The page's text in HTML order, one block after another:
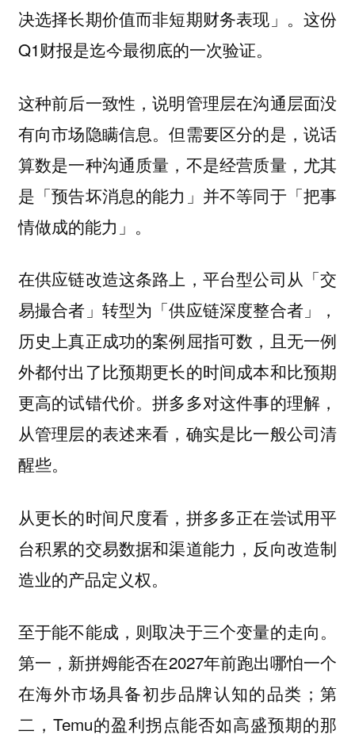
决选择长期价值而非短期财务表现」。这份
Q1财报是迄今最彻底的一次验证。
这种前后一致性，说明管理层在沟通层面没
有向市场隐瞒信息。但需要区分的是，说话
算数是一种沟通质量，不是经营质量，尤其
是「预告坏消息的能力」并不等同于「把事
情做成的能力」。
在供应链改造这条路上，平台型公司从「交
易撮合者」转型为「供应链深度整合者」，
历史上真正成功的案例屈指可数，且无一例
外都付出了比预期更长的时间成本和比预期
更高的试错代价。拼多多对这件事的理解，
从管理层的表述来看，确实是比一般公司清
醒些。
从更长的时间尺度看，拼多多正在尝试用平
台积累的交易数据和渠道能力，反向改造制
造业的产品定义权。
至于能不能成，则取决于三个变量的走向。
第一，新拼姆能否在2027年前跑出哪怕一个
在海外市场具备初步品牌认知的品类；第
二，Temu的盈利拐点能否如高盛预期的那